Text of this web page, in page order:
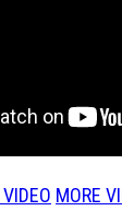
MORE